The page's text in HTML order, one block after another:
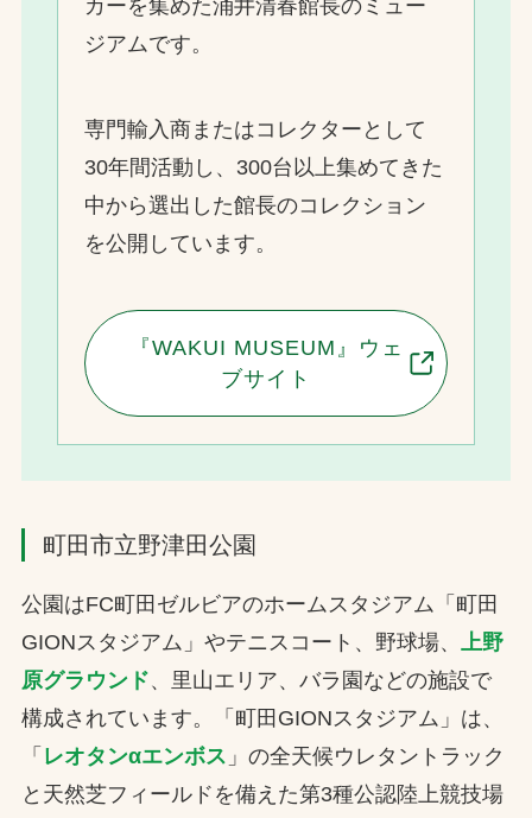
カーを集めた涌井清春館長のミュー
ジアムです。
専門輸入商またはコレクターとして
30年間活動し、300台以上集めてきた
中から選出した館長のコレクション
を公開しています。
『WAKUI MUSEUM』ウェ
ブサイト
町田市立野津田公園
公園はFC町田ゼルビアのホームスタジアム「町田
GIONスタジアム」やテニスコート、野球場、
上野
原グラウンド、里山エリア、バラ園などの施設で
構成されています。「町田GIONスタジアム」は、
「 レオタンαエンボス 」の全天候ウレタントラック
と天然芝フィールドを備えた第3種公認陸上競技場